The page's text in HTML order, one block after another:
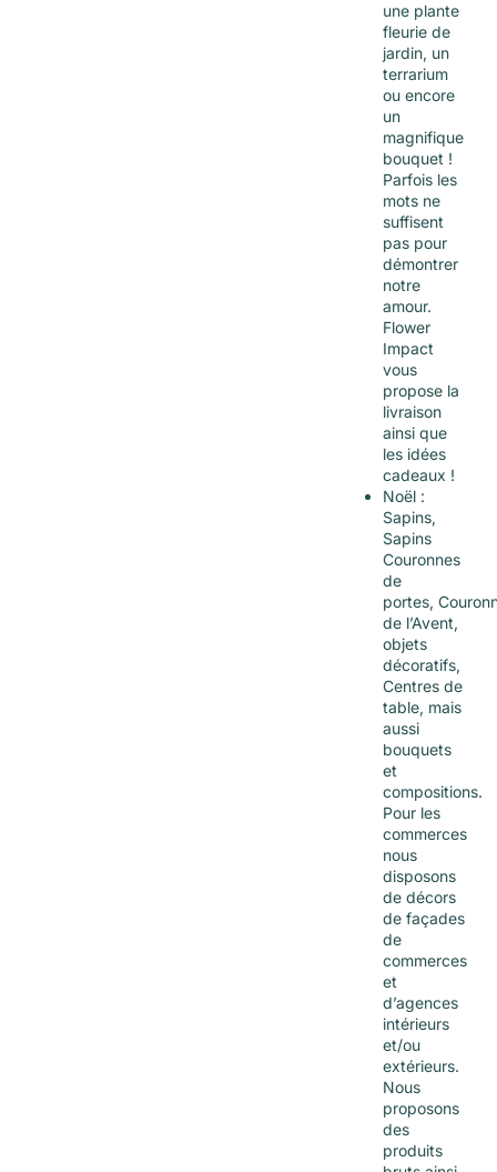
une plante
fleurie de
jardin, un
terrarium
ou encore
un
magnifique
bouquet !
Parfois les
mots ne
suffisent
pas pour
démontrer
notre
amour.
Flower
Impact
vous
propose la
livraison
ainsi que
les idées
cadeaux !
Noël :
Sapins,
Sapins
Couronnes
de
portes,
de l’Avent,
objets
décoratifs,
Centres de
table, mais
aussi
bouquets
et
compositions.
Pour les
commerces
nous
disposons
de décors
de façades
de
commerces
et
d’agences
intérieurs
et/ou
extérieurs.
Nous
proposons
des
produits